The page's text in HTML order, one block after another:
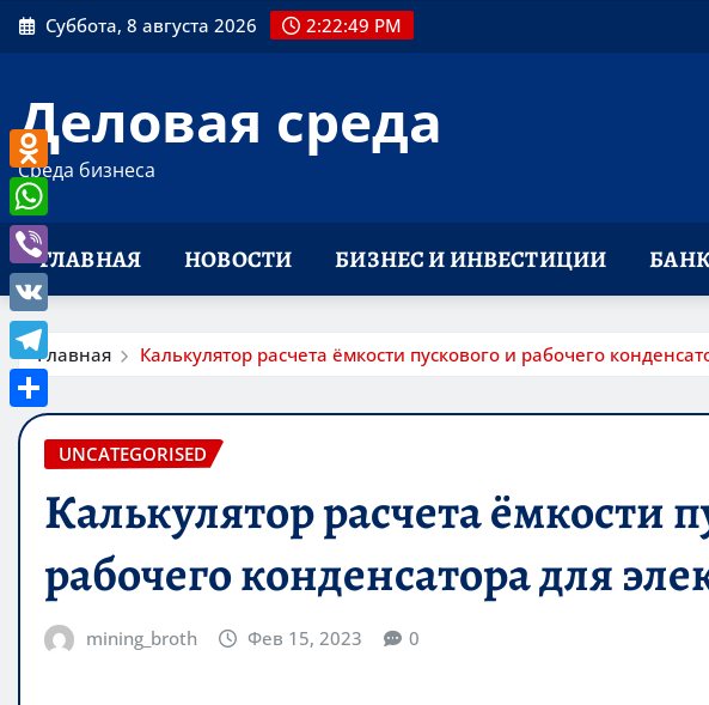
Перейти
к
Суббота, 8 августа 2026 2:22:50 PM
Деловая среда
Среда бизнеса
ГЛАВНАЯ НОВОСТИ БИЗНЕС И ИНВЕСТИЦИИ
Главная Калькулятор расчета ёмкости пускового и рабочего
UNCATEGORISED
Калькулятор расчета ёмкости
рабочего конденсатора для
mining_broth Фев 15, 2023 0
Odnoklassniki
WhatsApp
Viber
VK
Telegram
Отправить